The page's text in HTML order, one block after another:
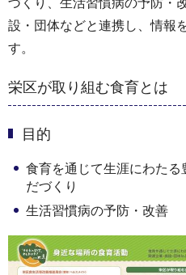
設・団体などと連携し、情報
す。
栄区が取り組む食育とは
目的
食育を通じて生涯にわた
だづくり
生活習慣病の予防・改善